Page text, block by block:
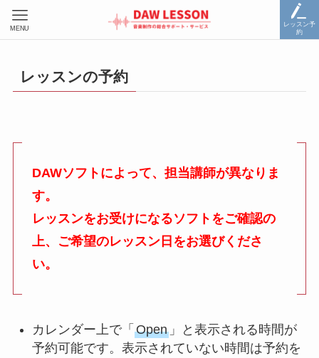
レッスン予
約
MENU
レッスンの予約
DAWソフトによって、担当講師が異なりま
す。
レッスンをお受けになるソフトをご確認の
上、ご希望のレッスン日をお選びくださ
い。
カレンダー上で「 Open」と表示される時間が
予約可能です。表示されていない時間は予約を